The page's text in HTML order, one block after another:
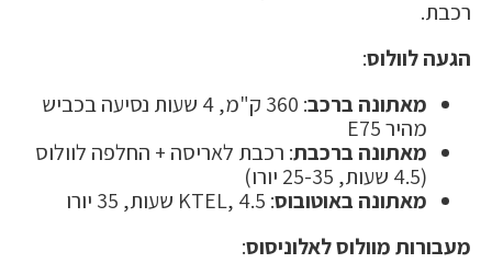
רכבת.
הגעה לוולוס:
מאתונה ברכב
: 360 ק"מ, 4 שעות נסיעה בכביש
מהיר E75
מאתונה ברכבת: רכבת לאריסה + החלפה לוולוס
(4.5 שעות, 25-35 יורו)
מאתונה באוטובוס: KTEL, 4.5 שעות, 35 יורו
מעבורות מוולוס לאלוניסוס: